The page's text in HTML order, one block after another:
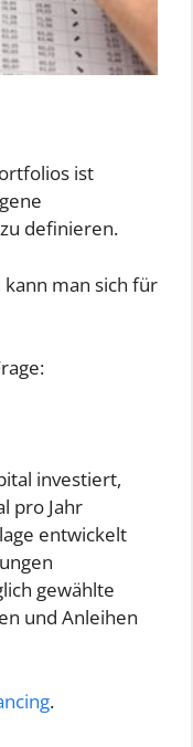
ist
definieren.
man sich für
investiert,
pro Jahr
entwickelt
gewählte
und Anleihen
.